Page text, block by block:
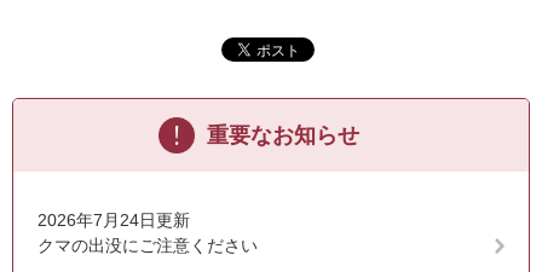
重要なお知らせ
2026年7月24日更新
クマの出没にご注意ください